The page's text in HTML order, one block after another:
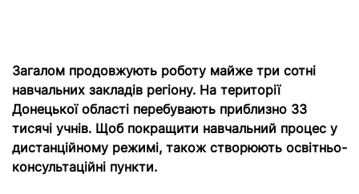
Загалом продовжують роботу майже три сотні
навчальних закладів регіону. На території
Донецької області перебувають приблизно 33
тисячі учнів. Щоб покращити навчальний процес у
дистанційному режимі, також створюють освітньо-
консультаційні пункти.